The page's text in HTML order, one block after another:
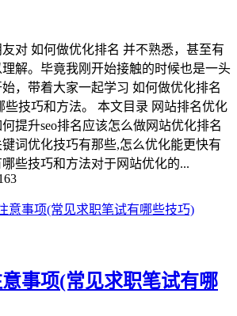
对 如何做优化排名 并不熟悉，甚至有
解。毕竟我刚开始接触的时候也是一头
，带着大家一起学习 如何做优化排名
些技巧和方法。 本文目录 网站排名优化
提升seo排名应该怎么做网站优化排名
词优化技巧有那些,怎么优化能更快有
些技巧和方法对于网站优化的...
事项(常见求职笔试有哪